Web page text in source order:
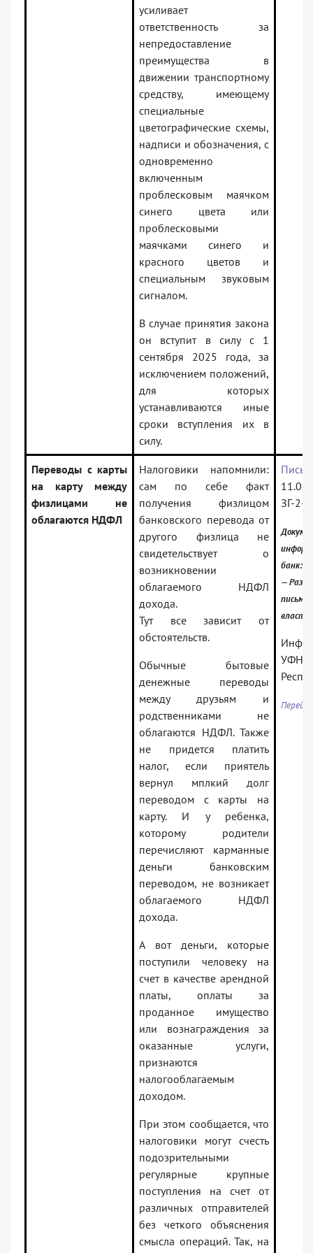
усиливает
ответственность за
непредоставление
преимущества в
движении транспортному
средству, имеющему
специальные
цветографические схемы,
надписи и обозначения, с
одновременно
включенным
проблесковым маячком
синего цвета или
проблесковыми
маячками синего и
красного цветов и
специальным звуковым
сигналом.
В случае принятия закона
он вступит в силу с 1
сентября 2025 года, за
исключением положений,
для которых
устанавливаются иные
сроки вступления их в
силу.
Переводы с карты
на карту между
физлицами не
облагаются НДФЛ
Налоговики напомнили:
сам по себе факт
получения физлицом
банковского перевода от
другого физлица не
свидетельствует о
возникновении
облагаемого НДФЛ
дохода.
Тут все зависит от
обстоятельств.
Обычные бытовые
денежные переводы
между друзьям и
родственниками не
облагаются НДФЛ. Также
не придется платить
налог, если приятель
вернул мплкий долг
переводом с карты на
карту. И у ребенка,
которому родители
перечисляют карманные
деньги банковским
переводом, не возникает
облагаемого НДФЛ
дохода.
А вот деньги, которые
поступили человеку на
счет в качестве арендной
платы, оплаты за
проданное имущество
или вознаграждения за
оказанные услуги,
признаются
налогооблагаемым
доходом.
При этом сообщается, что
налоговики могут счесть
подозрительными
регулярные крупные
поступления на счет от
различных отправителей
без четкого объяснения
смысла операций. Так, на
ЗГ-2-
банк:
—
письма
власти
УФНС